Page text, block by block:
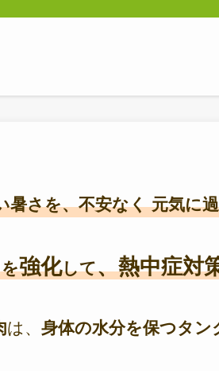
暑さを、不安なく 元気に
を強化して、熱中症対
は、 身体の水分を保つタン